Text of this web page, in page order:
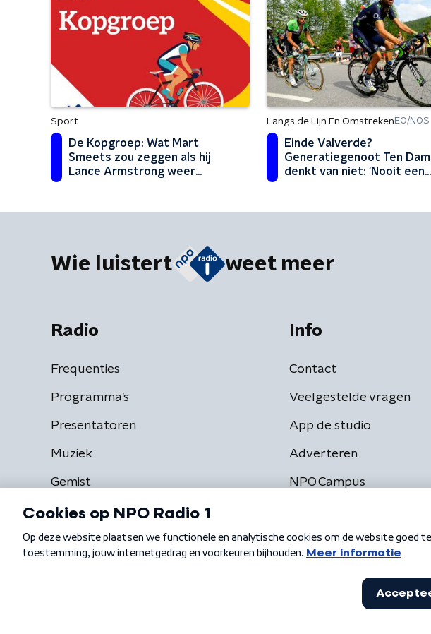
Sport
De Kopgroep: Wat Mart
Smeets zou zeggen als hij
Lance Armstrong weer
Langs de Lijn En Omstreken EO/NOS
Einde Valverde?
Generatiegenoot Ten Dam
denkt van niet: 'Nooit een
Wie luistert weet meer
Radio
Frequenties
Programma's
Presentatoren
Muziek
Gemist
Info
Contact
Veelgestelde vragen
App de studio
Adverteren
NPO Campus
Algemene voorwaarden Privacybeleid